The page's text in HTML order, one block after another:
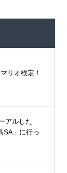
リオ検定！
アルした
SA」に行っ